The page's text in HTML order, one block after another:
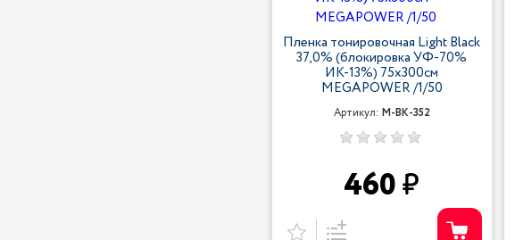
Пленка тонировочная Light Black
37,0% (блокировка УФ-70%
ИК-13%) 75х300см
MEGAPOWER /1/50
Артикул: M-BK-352
460